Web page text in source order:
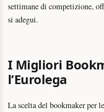
settimane di competizione,
si adegui.
I Migliori
l’Eurolega
La scelta del bookmaker per